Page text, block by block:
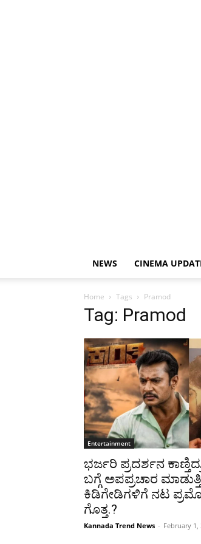
NEWS CINEMA
Home Tags Pramod
Tag: Pramod
Entertainment
ಭರ್ಜರಿ ಪ್ರದರ್ಶನ
ಬಗ್ಗೆ ಅಪಪ್ರಚಾರ
ಕಿಡಿಗೇಡಿಗಳಿಗೆ ನಟ
ಗೊತ್ತ.?
Kannada Trend News - February 1,